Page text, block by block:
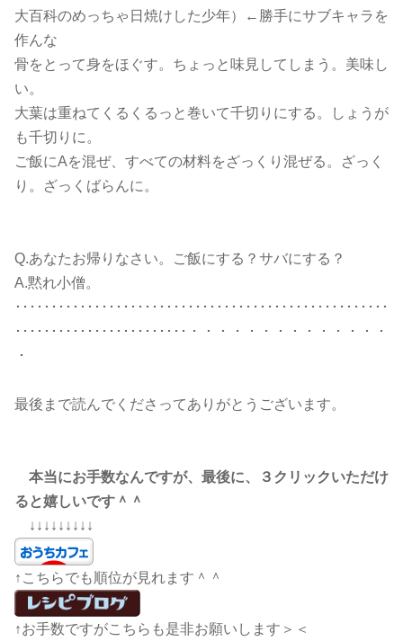
大百科のめっちゃ日焼けした少年）←勝手にサブキャラを
作んな
骨をとって身をほぐす。ちょっと味見してしまう。美味し
い。
大葉は重ねてくるくるっと巻いて千切りにする。しょうが
も千切りに。
ご飯にAを混ぜ、すべての材料をざっくり混ぜる。ざっく
り。ざっくばらんに。
Q.あなたお帰りなさい。ご飯にする？サバにする？
A.黙れ小僧。
････････････････････････････････････････････････････
････････････････････････・・・・・・・・・・・・・・
・
最後まで読んでくださってありがとうございます。
本当にお手数なんですが、最後に、３クリックいただけ
ると嬉しいです＾＾
↓↓↓↓↓↓↓↓↓
↑こちらでも順位が見れます＾＾
↑お手数ですがこちらも是非お願いします＞＜